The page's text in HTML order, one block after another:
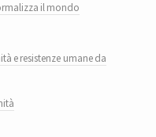
il mondo
e resistenze umane da